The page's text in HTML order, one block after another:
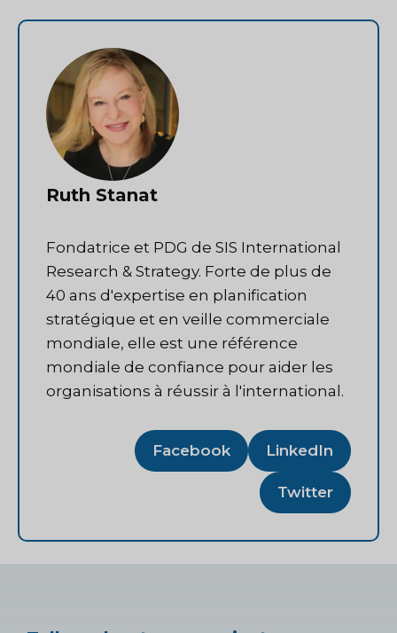
Ruth Stanat
Fondatrice et PDG de SIS International
Research & Strategy. Forte de plus de
40 ans d'expertise en planification
stratégique et en veille commerciale
mondiale, elle est une référence
mondiale de confiance pour aider les
organisations à réussir à l'international.
Facebook LinkedIn
Twitter